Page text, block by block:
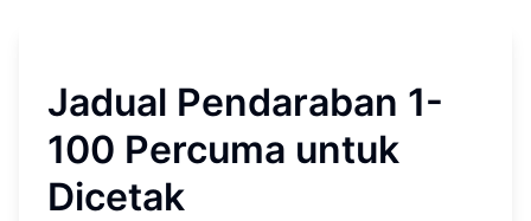
Jadual Pendaraban 1-
100 Percuma untuk
Dicetak